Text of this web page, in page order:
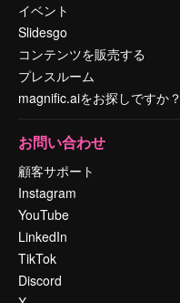
イベント
Slidesgo
コンテンツを販売する
プレスルーム
magnific.aiをお探しですか？
お問い合わせ
顧客サポート
Instagram
YouTube
LinkedIn
TikTok
Discord